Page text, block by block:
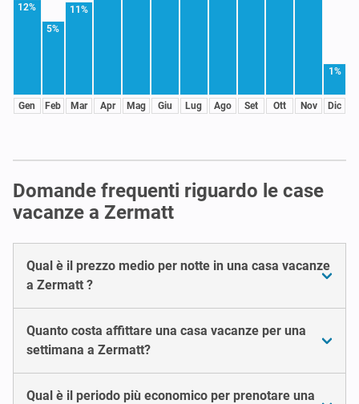
12%
Gen
5%
Feb
11%
Mar Apr Mag Giu Lug Ago Set Ott Nov
1%
Dic
Domande frequenti riguardo le case
vacanze a Zermatt
Qual è il prezzo medio per notte in una casa vacanze
a Zermatt ?
Quanto costa affittare una casa vacanze per una
settimana a Zermatt?
Qual è il periodo più economico per prenotare una